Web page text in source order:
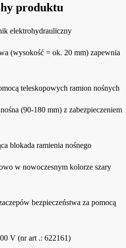
produktu
elektrohydrauliczny
(wysokość = ok. 20 mm) zapewnia
teleskopowych ramion nośnych
(90-180 mm) z zabezpieczeniem
blokada ramienia nośnego
w nowoczesnym kolorze szary
bezpieczeństwa za pomocą
V (nr art .: 622161)